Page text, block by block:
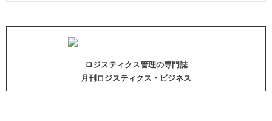
ロジスティクス管理の専門誌
月刊ロジスティクス・ビジネス